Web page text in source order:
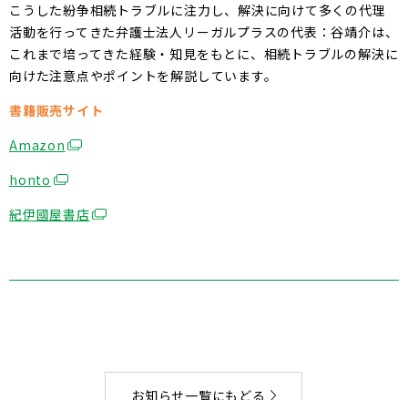
こうした紛争相続トラブルに注力し、解決に向けて多くの代理
活動を行ってきた弁護士法人リーガルプラスの代表：谷靖介は、
これまで培ってきた経験・知見をもとに、相続トラブルの解決に
向けた注意点やポイントを解説しています。
書籍販売サイト
Amazon
honto
紀伊國屋書店
お知らせ一覧にもどる